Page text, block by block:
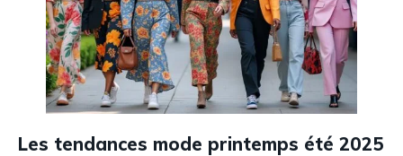
Les tendances mode printemps été 2025